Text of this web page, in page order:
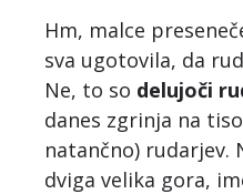
Hm, malce
sva ugotovila, da
Ne, to so delujoči
danes zgrinja na
natančno) rudarjev.
dviga velika gora,